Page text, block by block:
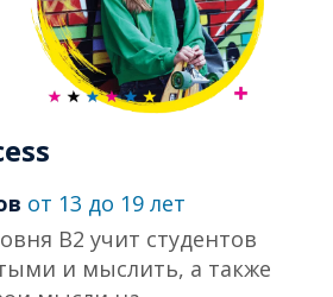
от 13 до 19 лет
В2 учит студентов
и мыслить, а также